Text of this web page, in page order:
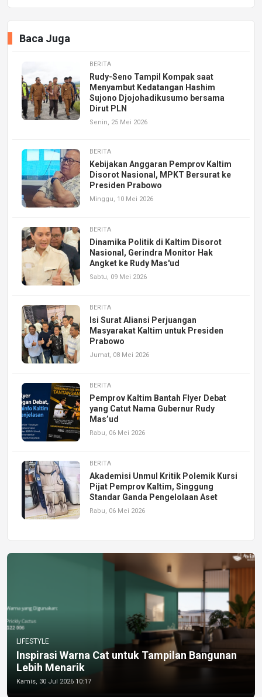
Baca Juga
BERITA
Rudy-Seno Tampil Kompak saat
Menyambut Kedatangan Hashim
Sujono Djojohadikusumo bersama
Dirut PLN
Senin, 25 Mei 2026
BERITA
Kebijakan Anggaran Pemprov Kaltim
Disorot Nasional, MPKT Bersurat ke
Presiden Prabowo
Minggu, 10 Mei 2026
BERITA
Dinamika Politik di Kaltim Disorot
Nasional, Gerindra Monitor Hak
Angket ke Rudy Mas'ud
Sabtu, 09 Mei 2026
BERITA
Isi Surat Aliansi Perjuangan
Masyarakat Kaltim untuk Presiden
Prabowo
Jumat, 08 Mei 2026
BERITA
Pemprov Kaltim Bantah Flyer Debat
yang Catut Nama Gubernur Rudy
Mas’ud
Rabu, 06 Mei 2026
BERITA
Akademisi Unmul Kritik Polemik Kursi
Pijat Pemprov Kaltim, Singgung
Standar Ganda Pengelolaan Aset
Rabu, 06 Mei 2026
LIFESTYLE
Inspirasi Warna Cat untuk Tampilan Bangunan
Lebih Menarik
Kamis, 30 Jul 2026 10:17